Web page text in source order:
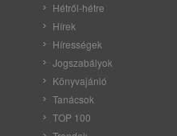
Hétről-hétre
Hírek
Hírességek
Jogszabályok
Könyvajánló
Tanácsok
TOP 100